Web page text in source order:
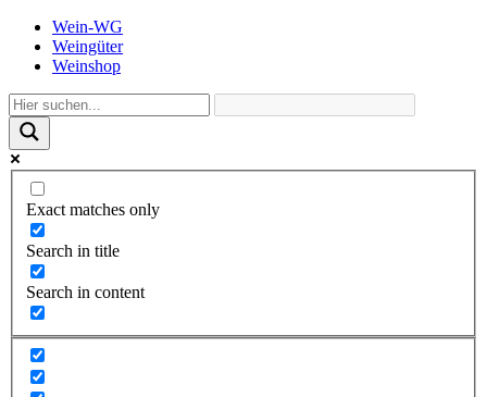
Wein-WG
Weingüter
Weinshop
Exact matches only
Search in title
Search in content